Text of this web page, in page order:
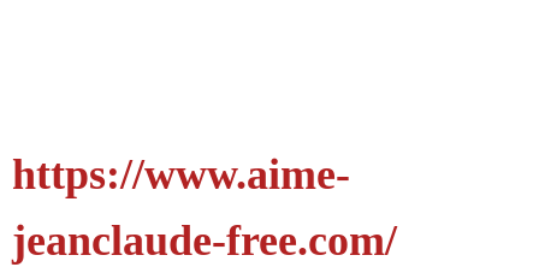
https://www.aime-
jeanclaude-free.com/